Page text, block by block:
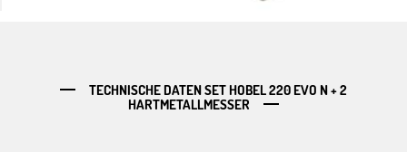
TECHNISCHE DATEN SET HOBEL 220 EVO N + 2
HARTMETALLMESSER